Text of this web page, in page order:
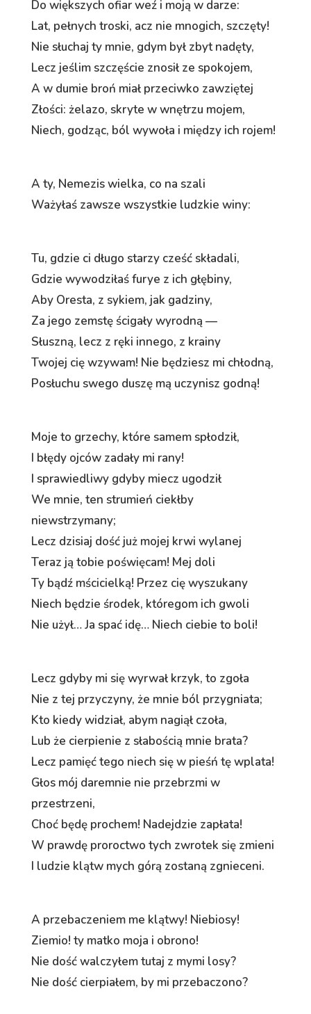
Do większych ofiar weź i moją w darze:
Lat, pełnych troski, acz nie mnogich, szczęty!
Nie słuchaj ty mnie, gdym był zbyt nadęty,
Lecz jeślim szczęście znosił ze spokojem,
A w dumie broń miał przeciwko zawziętej
Złości: żelazo, skryte w wnętrzu mojem,
Niech, godząc, ból wywoła i między ich rojem!
A ty, Nemezis wielka, co na szali
Ważyłaś zawsze wszystkie ludzkie winy:
Tu, gdzie ci długo starzy cześć składali,
Gdzie wywodziłaś furye z ich głębiny,
Aby Oresta, z sykiem, jak gadziny,
Za jego zemstę ścigały wyrodną —
Słuszną, lecz z ręki innego, z krainy
Twojej cię wzywam! Nie będziesz mi chłodną,
Posłuchu swego duszę mą uczynisz godną!
Moje to grzechy, które samem spłodził,
I błędy ojców zadały mi rany!
I sprawiedliwy gdyby miecz ugodził
We mnie, ten strumień ciekłby
niewstrzymany;
Lecz dzisiaj dość już mojej krwi wylanej
Teraz ją tobie poświęcam! Mej doli
Ty bądź mścicielką! Przez cię wyszukany
Niech będzie środek, któregom ich gwoli
Nie użył… Ja spać idę… Niech ciebie to boli!
Lecz gdyby mi się wyrwał krzyk, to zgoła
Nie z tej przyczyny, że mnie ból przygniata;
Kto kiedy widział, abym nagiął czoła,
Lub że cierpienie z słabością mnie brata?
Lecz pamięć tego niech się w pieśń tę wplata!
Głos mój daremnie nie przebrzmi w
przestrzeni,
Choć będę prochem! Nadejdzie zapłata!
W prawdę proroctwo tych zwrotek się zmieni
I ludzie klątw mych górą zostaną zgnieceni.
A przebaczeniem me klątwy! Niebiosy!
Ziemio! ty matko moja i obrono!
Nie dość walczyłem tutaj z mymi losy?
Nie dość cierpiałem, by mi przebaczono?